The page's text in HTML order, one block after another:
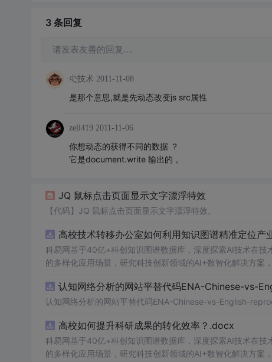
3 条回复
请发表友善的回复…
尐技术 2011-11-08
是那个意思,就是先动态改变js src属性
zell419 2011-11-06
你想动态的获得不同的数据 ？
它是document.write 输出的 。
JQ 鼠标点击页面显示文字漂浮特效
【代码】JQ 鼠标点击页面显示文字漂浮特效。
高校技术转移办公室如何利用知识图谱精准定位产
科易网基于40亿+科创知识图谱数据库，深度探索AI技术在
的多样化应用场景，研究科技创新领域的AI+数智化解决方案
认知网络分析的网站平替代码ENA-Chinese-vs-
认知网络分析的网站平替代码ENA-Chinese-vs-English-
高校如何提升科研成果的转化效率？.docx
科易网基于40亿+科创知识图谱数据库，深度探索AI技术在
的多样化应用场景，研究科技创新领域的AI+数智化解决方案